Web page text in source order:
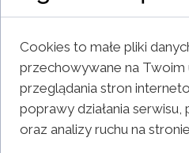
Cookies to małe pliki
przechowywane na Twoim
przeglądania stron
poprawy działania serwisu,
oraz analizy ruchu na